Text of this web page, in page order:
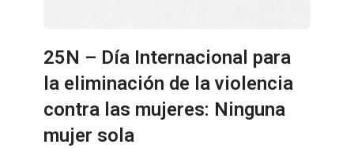
25N – Día Internacional para
la eliminación de la violencia
contra las mujeres: Ninguna
mujer sola